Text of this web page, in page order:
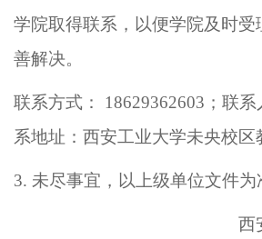
学院取得联系，以便学院及时受
善解决。
联系方式： 18629362603 ；联
系地址：西安工业大学未央校区
3. 未尽事宜，以上级单位文件为
西